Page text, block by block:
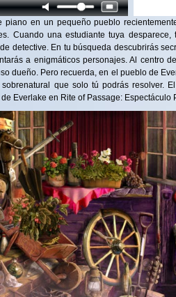
piano en un pequeño pueblo
Cuando una estudiante tuya
detective. En tu búsqueda descubrirás
a enigmáticos personajes. Al centro
dueño. Pero recuerda, en el pueblo de
que solo tú podrás resolver.
Everlake en Rite of Passage: Espectáculo